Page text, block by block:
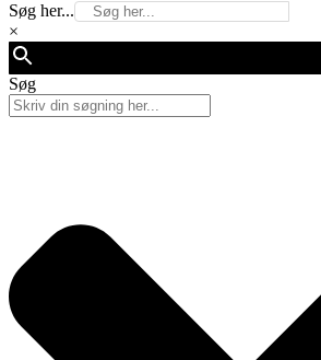
Søg her...
×
Søg